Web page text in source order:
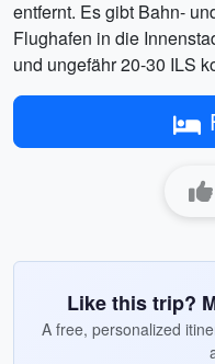
entfernt. Es gibt Bahn-
Flughafen in die
und ungefähr 20-30 ILS
Like this trip?
A free, personalized